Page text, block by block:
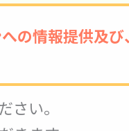
の情報提供及
さい。